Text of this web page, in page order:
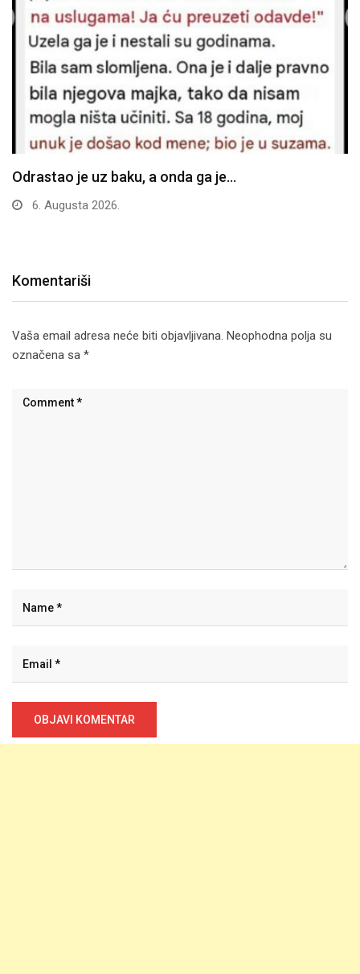
Odrastao je uz baku, a onda ga je…
6. Augusta 2026.
Komentariši
Vaša email adresa neće biti objavljivana. Neophodna polja su
označena sa *